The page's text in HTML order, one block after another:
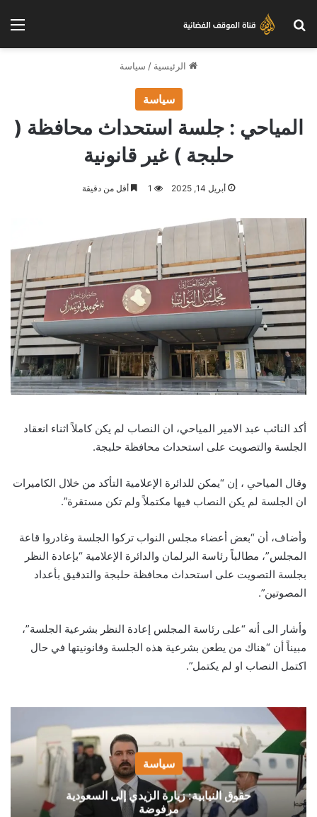
بحث عن
الرئيسية / سياسة
سياسة
المياحي : جلسة استحداث محافظة (
حلبجة ) غير قانونية
أبريل 14, 2025 1 أقل من دقيقة
أكد النائب عبد الامير المياحي، ان النصاب لم يكن كاملاً اثناء انعقاد
الجلسة والتصويت على استحداث محافظة حلبجة.
وقال المياحي ، إن “يمكن للدائرة الإعلامية التأكد من خلال الكاميرات
ان الجلسة لم يكن النصاب فيها مكتملاً ولم تكن مستقرة”.
وأضاف، أن “بعض أعضاء مجلس النواب تركوا الجلسة وغادروا قاعة
المجلس”، مطالباً رئاسة البرلمان والدائرة الإعلامية “بإعادة النظر
بجلسة التصويت على استحداث محافظة حلبجة والتدقيق بأعداد
المصوتين”.
وأشار الى أنه “على رئاسة المجلس إعادة النظر بشرعية الجلسة”،
مبيناً أن “هناك من يطعن بشرعية هذه الجلسة وقانونيتها في حال
اكتمل النصاب او لم يكتمل”.
سياسة
حقوق النيابية: زيارة الزيدي إلى السعودية
مرفوضة